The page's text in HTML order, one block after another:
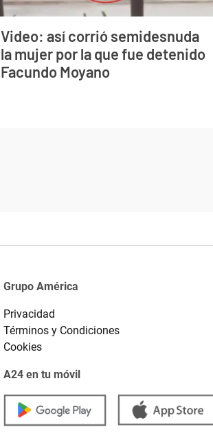
Video: así corrió semidesnuda
la mujer por la que fue detenido
Facundo Moyano
Grupo América
Privacidad
Términos y Condiciones
Cookies
A24 en tu móvil